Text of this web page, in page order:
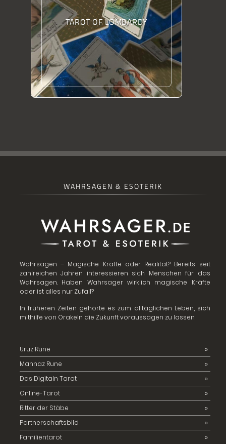
TAROT OF LOMBARDY
WAHRSAGEN & ESOTERIK
Wahrsagen – Magische Kräfte oder Realität? Bereits seit
zahlreichen Jahren interessieren sich Menschen für das
Wahrsagen. Haben Wahrsager wirklich magische Kräfte
oder ist alles nur Zufall?
In früheren Zeiten gehörte es zum alltäglichen Leben, sich
mithilfe von Orakeln die Zukunft voraussagen zu lassen.
Uruz Rune
Mannaz Rune
Das Digitaln Tarot
Online-Tarot
Ritter der Stäbe
Partnerschaftsbild
Familientarot